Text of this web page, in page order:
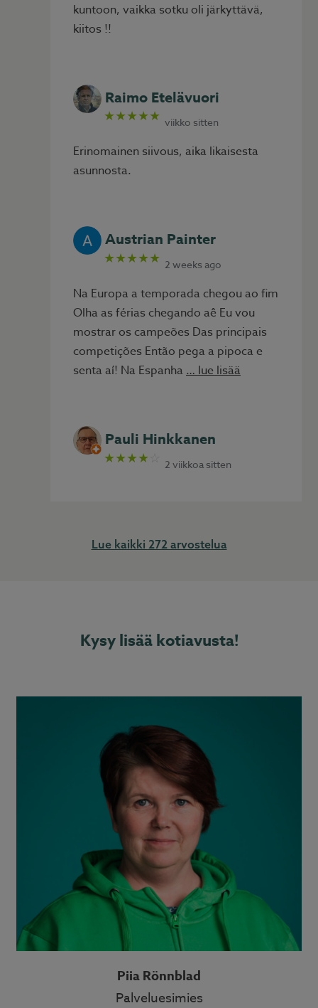
272 arvostelua
kuntoon, vaikka sotku oli järkyttävä,
kiitos !!
Raimo Etelävuori
★★★★★ viikko sitten
Erinomainen siivous, aika likaisesta
asunnosta.
Austrian Painter
★★★★★ 2 weeks ago
Na Europa a temporada chegou ao fim
Olha as férias chegando aê Eu vou
mostrar os campeões Das principais
competições Então pega a pipoca e
senta aí! Na Espanha … lue lisää
Pauli Hinkkanen
★★★★ 2 viikkoa sitten
Kysy lisää kotiavusta!
Piia Rönnblad
Palveluesimies